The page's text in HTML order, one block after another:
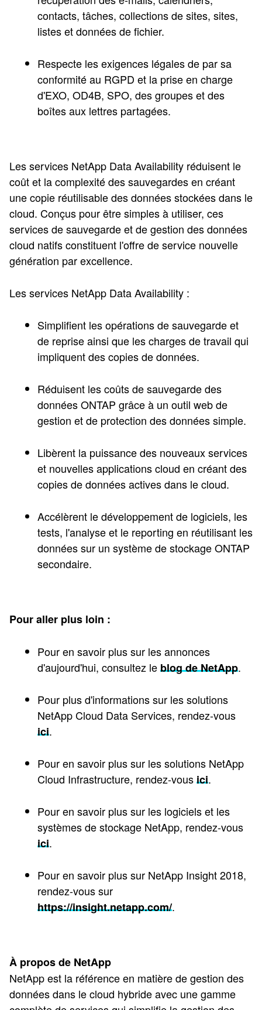
contacts, tâches, collections de sites, sites,
listes et données de fichier.
Respecte les exigences légales de par sa
conformité au RGPD et la prise en charge
d'EXO, OD4B, SPO, des groupes et des
boîtes aux lettres partagées.
Les services NetApp Data Availability réduisent le
coût et la complexité des sauvegardes en créant
une copie réutilisable des données stockées dans le
cloud. Conçus pour être simples à utiliser, ces
services de sauvegarde et de gestion des données
cloud natifs constituent l'offre de service nouvelle
génération par excellence.
Les services NetApp Data Availability :
Simplifient les opérations de sauvegarde et
de reprise ainsi que les charges de travail qui
impliquent des copies de données.
Réduisent les coûts de sauvegarde des
données ONTAP grâce à un outil web de
gestion et de protection des données simple.
Libèrent la puissance des nouveaux services
et nouvelles applications cloud en créant des
copies de données actives dans le cloud.
Accélèrent le développement de logiciels, les
tests, l'analyse et le reporting en réutilisant les
données sur un système de stockage ONTAP
secondaire.
Pour aller plus loin :
Pour en savoir plus sur les annonces
d'aujourd'hui, consultez leblog de NetApp.
Pour plus d'informations sur les solutions
NetApp Cloud Data Services, rendez-vous
ici.
Pour en savoir plus sur les solutions NetApp
Cloud Infrastructure, rendez-vousici.
Pour en savoir plus sur les logiciels et les
systèmes de stockage NetApp, rendez-vous
ici.
Pour en savoir plus sur NetApp Insight 2018,
rendez-vous sur
https://insight.netapp.com/.
À propos de NetApp
NetApp est la référence en matière de gestion des
données dans le cloud hybride avec une gamme